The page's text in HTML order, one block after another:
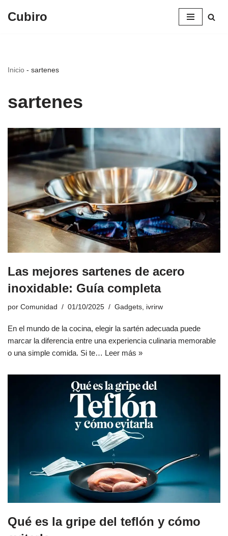
Cubiro
Inicio - sartenes
sartenes
Las mejores sartenes de acero
inoxidable: Guía completa
por Comunidad 01/10/2025 Gadgets ivrirw
En el mundo de la cocina, elegir la sartén adecuada puede
marcar la diferencia entre una experiencia culinaria memorable
o una simple comida. Si te… Leer más »
Qué es la gripe del teflón y cómo